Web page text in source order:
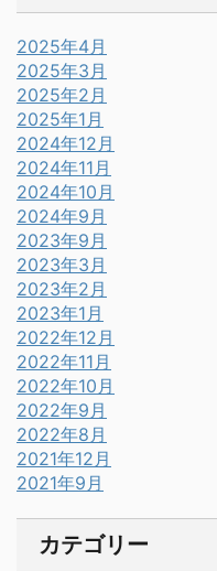
2025年4月
2025年3月
2025年2月
2025年1月
2024年12月
2024年11月
2024年10月
2024年9月
2023年9月
2023年3月
2023年2月
2023年1月
2022年12月
2022年11月
2022年10月
2022年9月
2022年8月
2021年12月
2021年9月
カテゴリー